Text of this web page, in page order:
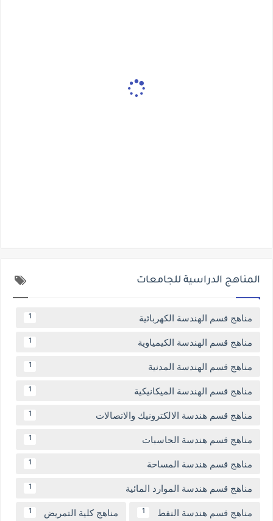
المناهج الدراسية للجامعات
مناهج قسم الهندسة الكهربائية 1
مناهج قسم الهندسة الكيمياوية 1
مناهج قسم الهندسة المدنية 1
مناهج قسم الهندسة الميكانيكية 1
مناهج قسم هندسة الالكترونيك والاتصالات 1
مناهج قسم هندسة الحاسبات 1
مناهج قسم هندسة المساحة 1
مناهج قسم هندسة الموارد المائية 1
مناهج قسم هندسة النفط 1 مناهج كلية التمريض 1